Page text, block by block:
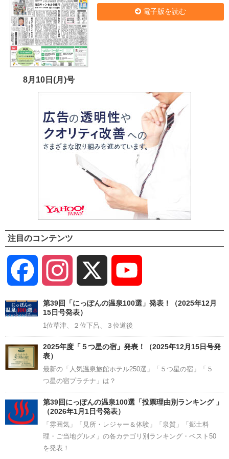
8月10日(月)号
電子版を読む
注目のコンテンツ
Facebook Instagram
Channel
第39回「にっぽんの温泉100選」発表！（2025年12月
15日号発表）
1位草津、２位下呂、３位道後
2025年度「５つ星の宿」発表！（2025年12月15日号発
表）
最新の「人気温泉旅館ホテル250選」「５つ星の宿」「５
つ星の宿プラチナ」は？
第39回にっぽんの温泉100選「投票理由別ランキング 」
（2026年1月1日号発表）
「雰囲気」「見所・レジャー＆体験」「泉質」「郷土料
理・ご当地グルメ」の各カテゴリ別ランキング・ベスト50
を発表！